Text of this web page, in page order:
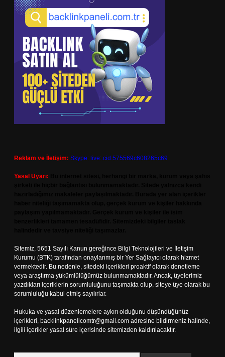
Reklam ve İletişim: Skype: live:.cid.575569c608265c69
Yasal Uyarı:
Sitemiz, 5651 Sayılı Kanun gereğince Bilgi Teknolojileri ve İletişim
Kurumu (BTK) tarafından onaylanmış bir Yer Sağlayıcı olarak hizmet
vermektedir. Bu nedenle, sitedeki içerikleri proaktif olarak denetleme
veya araştırma yükümlülüğümüz bulunmamaktadır. Ancak, üyelerimiz
yazdıkları içeriklerin sorumluluğunu taşımakta olup, siteye üye olarak bu
sorumluluğu kabul etmiş sayılırlar.
Hukuka ve yasal düzenlemelere aykırı olduğunu düşündüğünüz
içerikleri, backlinkpanelicomtr@gmail.com adresine bildirmeniz halinde,
ilgili içerikler yasal süre içerisinde sitemizden kaldırılacaktır.